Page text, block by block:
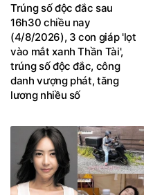
Trúng số độc đắc sau
16h30 chiều nay
(4/8/2026), 3 con giáp 'lọt
vào mắt xanh Thần Tài',
trúng số độc đắc, công
danh vượng phát, tăng
lương nhiều số